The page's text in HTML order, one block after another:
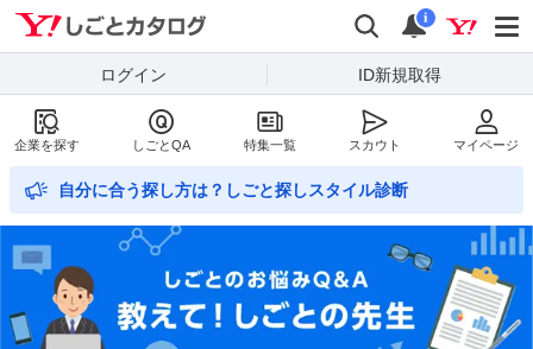
Yahoo!しごとカタログ
検索
通知
i
ログイン ID新規取得
企業を探す しごとQA 特集一覧 スカウト マイページ
自分に合う探し方は？しごと探しスタイル診断